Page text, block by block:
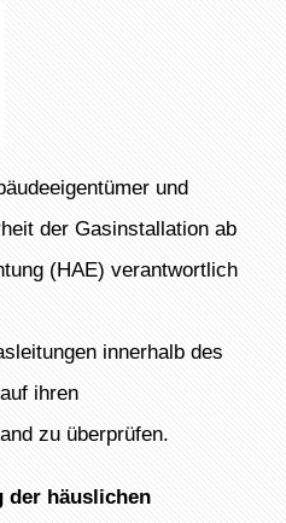
und
der Gasinstallation ab
(HAE) verantwortlich
innerhalb des
ihren
zu überprüfen.
der häuslichen